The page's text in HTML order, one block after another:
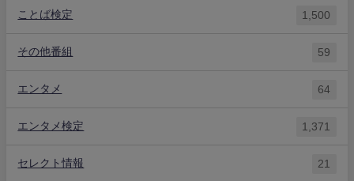
ことば検定 1,500
その他番組 59
エンタメ 64
エンタメ検定 1,371
セレクト情報 21